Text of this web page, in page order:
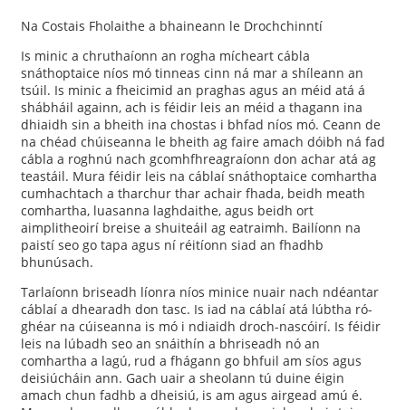
Na Costais Fholaithe a bhaineann le Drochchinntí
Is minic a chruthaíonn an rogha mícheart cábla
snáthoptaice níos mó tinneas cinn ná mar a shíleann an
tsúil. Is minic a fheicimid an praghas agus an méid atá á
shábháil againn, ach is féidir leis an méid a thagann ina
dhiaidh sin a bheith ina chostas i bhfad níos mó. Ceann de
na chéad chúiseanna le bheith ag faire amach dóibh ná fad
cábla a roghnú nach gcomhfhreagraíonn don achar atá ag
teastáil. Mura féidir leis na cáblaí snáthoptaice comhartha
cumhachtach a tharchur thar achair fhada, beidh meath
comhartha, luasanna laghdaithe, agus beidh ort
aimplitheoirí breise a shuiteáil ag eatraimh. Bailíonn na
paistí seo go tapa agus ní réitíonn siad an fhadhb
bhunúsach.
Tarlaíonn briseadh líonra níos minice nuair nach ndéantar
cáblaí a dhearadh don tasc. Is iad na cáblaí atá lúbtha ró-
ghéar na cúiseanna is mó i ndiaidh droch-nascóirí. Is féidir
leis na lúbadh seo an snáithín a bhriseadh nó an
comhartha a lagú, rud a fhágann go bhfuil am síos agus
deisiúcháin ann. Gach uair a sheolann tú duine éigin
amach chun fadhb a dheisiú, is am agus airgead amú é.